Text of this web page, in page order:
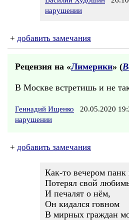
нарушении
+ добавить замечания
Рецензия на «Лимерики» (
В Москве встретишь и не
Геннадий Ищенко 20.05.2020
нарушении
+ добавить замечания
Как-то вечером
Потерял свой
И печалят о нём,
Он кидался говном
В мирных граждан